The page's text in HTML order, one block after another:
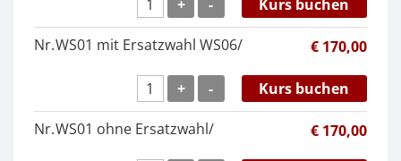
+ - Kurs buchen
€ 170,00
Nr.WS01 mit Ersatzwahl WS06/
+ - Kurs buchen
€ 170,00
Nr.WS01 ohne Ersatzwahl/